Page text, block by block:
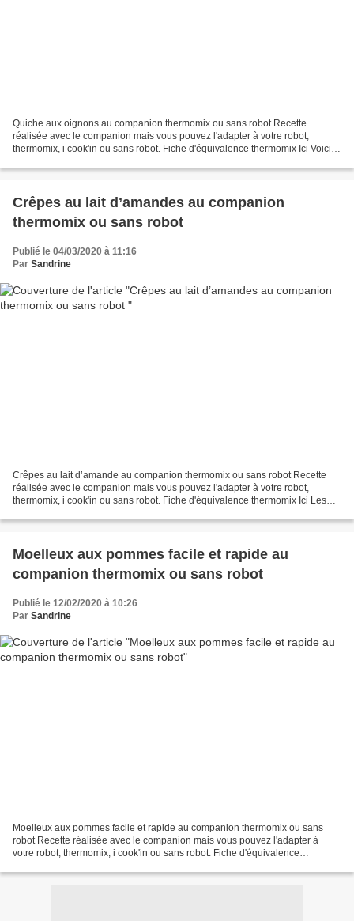
Quiche aux oignons au companion thermomix ou sans robot Recette
réalisée avec le companion mais vous pouvez l'adapter à votre robot,
thermomix, i cook'in ou sans robot. Fiche d'équivalence thermomix Ici Voici
Crêpes au lait d’amandes au companion
thermomix ou sans robot
Publié le 04/03/2020 à 11:16
Par Sandrine
Crêpes au lait d’amande au companion thermomix ou sans robot Recette
réalisée avec le companion mais vous pouvez l'adapter à votre robot,
thermomix, i cook'in ou sans robot. Fiche d'équivalence thermomix Ici Les
Moelleux aux pommes facile et rapide au
companion thermomix ou sans robot
Publié le 12/02/2020 à 10:26
Par Sandrine
Moelleux aux pommes facile et rapide au companion thermomix ou sans
robot Recette réalisée avec le companion mais vous pouvez l'adapter à
votre robot, thermomix, i cook'in ou sans robot. Fiche d'équivalence